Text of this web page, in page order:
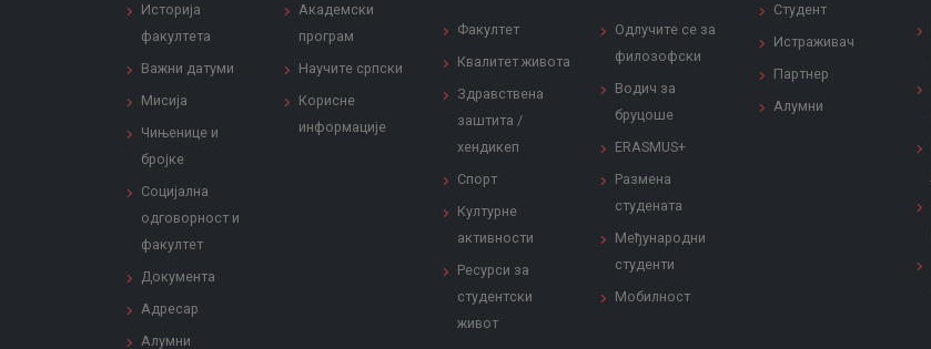
Историја
факултета
Важни датуми
Мисија
Чињенице и
бројке
Социјална
одговорност и
факултет
Документа
Адресар
Алумни
Академски
програм
Научите српски
Корисне
информације
Факултет
Квалитет живота
Здравствена
заштита /
хендикеп
Спорт
Културне
активности
Ресурси за
студентски
живот
Одлучите се за
филозофски
Водич за
бруцоше
ERASMUS+
Размена
студената
Међународни
студенти
Мобилност
Студент
Истраживач
Партнер
Алумни